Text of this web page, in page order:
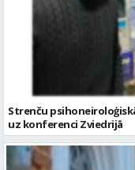
Strenču
uz konferenci Zviedrijā